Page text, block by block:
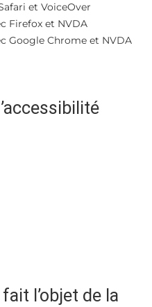
et VoiceOver
Firefox et NVDA
Google Chrome et NVDA
l’objet de la